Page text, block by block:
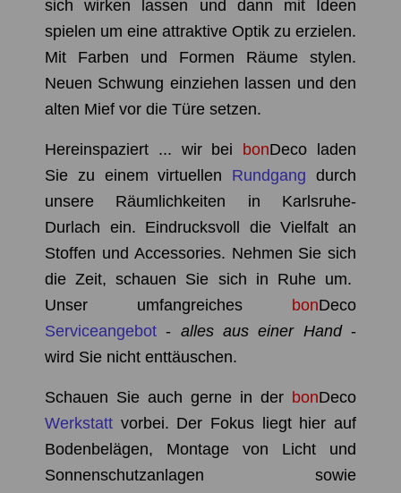
sich wirken lassen und dann mit Ideen
spielen um eine attraktive Optik zu erzielen.
Mit Farben und Formen Räume stylen.
Neuen Schwung einziehen lassen und den
alten Mief vor die Türe setzen.
Hereinspaziert ... wir bei bonDeco laden
Sie zu einem virtuellen Rundgangdurch
unsere Räumlichkeiten in Karlsruhe-
Durlach ein. Eindrucksvoll die Vielfalt an
Stoffen undAccessories. Nehmen Sie sich
die Zeit, schauen Sie sich in Ruhe um.
Unser umfangreiches bonDeco
Serviceangebot- alles aus einer Hand-
wird Sie nicht enttäuschen.
Schauen Sie auch gerne in der bonDeco
Werkstatt vorbei. Der Fokus liegt hier auf
Bodenbelägen, Montage von Licht und
Sonnenschutzanlagen sowie